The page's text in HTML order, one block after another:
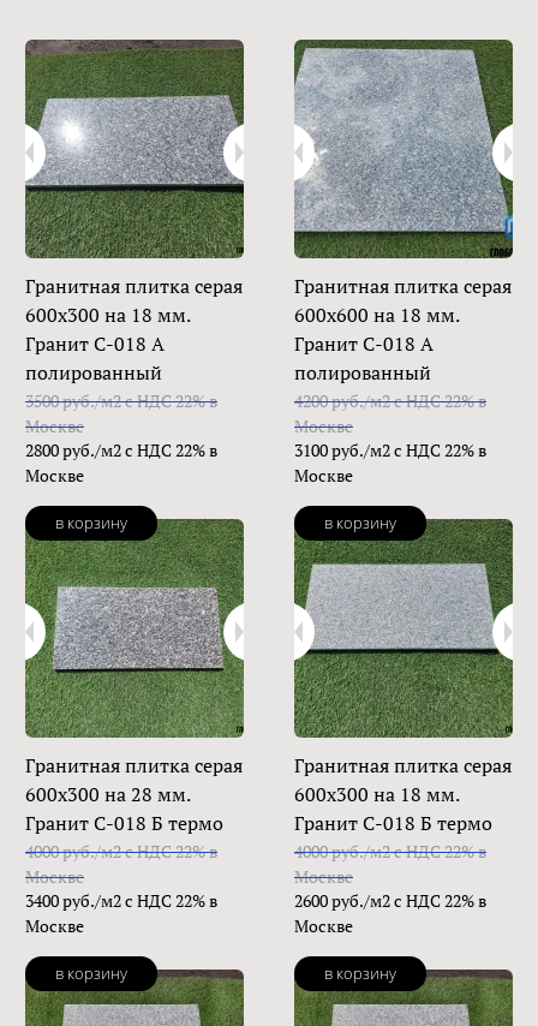
Гранитная плитка серая
600х300 на 18 мм.
Гранит С-018 А
полированный
3500 руб./м2 с НДС 22% в
Москве
2800 руб./м2 с НДС 22% в
Москве
в корзину
Гранитная плитка серая
600х600 на 18 мм.
Гранит С-018 А
полированный
4200 руб./м2 с НДС 22% в
Москве
3100 руб./м2 с НДС 22% в
Москве
в корзину
Гранитная плитка серая
600х300 на 28 мм.
Гранит С-018 Б термо
4000 руб./м2 с НДС 22% в
Москве
3400 руб./м2 с НДС 22% в
Москве
в корзину
Гранитная плитка серая
600х300 на 18 мм.
Гранит С-018 Б термо
4000 руб./м2 с НДС 22% в
Москве
2600 руб./м2 с НДС 22% в
Москве
в корзину